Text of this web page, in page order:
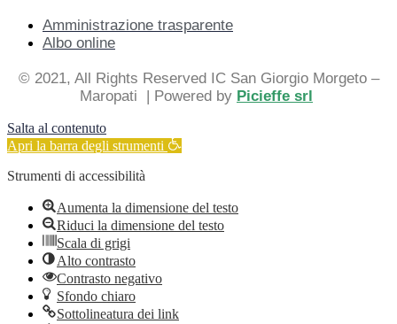
Amministrazione trasparente
Albo online
© 2021, All Rights Reserved IC San Giorgio Morgeto –
Maropati | Powered by Picieffe srl
Salta al contenuto
Apri la barra degli strumenti
Strumenti di accessibilità
Aumenta la dimensione del testo
Riduci la dimensione del testo
Scala di grigi
Alto contrasto
Contrasto negativo
Sfondo chiaro
Sottolineatura dei link